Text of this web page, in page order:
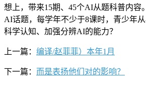
想上，带来15期、45个AI从题科普内容
AI话题，每学年不少于8课时，青少年
科学认知、加强分辨AI的能力？
上一篇： 编译/赵菲菲）本年1月
下一篇： 而是表扬他们对的影响？